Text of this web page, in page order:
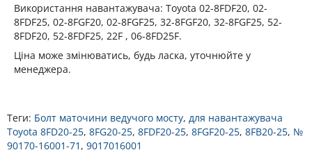
Використання навантажувача: Toyota 02-8FDF20, 02-
8FDF25, 02-8FGF20, 02-8FGF25, 32-8FGF20, 32-8FGF25, 52-
8FDF20, 52-8FDF25, 22F , 06-8FD25F.
Ціна може змінюватись, будь ласка, уточнюйте у
менеджера.
Теги: Болт маточини ведучого мосту, для навантажувача
Toyota 8FD20-25, 8FG20-25, 8FDF20-25, 8FGF20-25, 8FB20-25, №
90170-16001-71 , 9017016001